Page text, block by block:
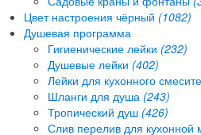
Цвет настроения чёрный (1082)
Душевая программа
Гигиенические лейки (232)
Душевые лейки (402)
Лейки для кухонного
Шланги для душа (243)
Тропический душ (426)
Слив перелив для кухонной